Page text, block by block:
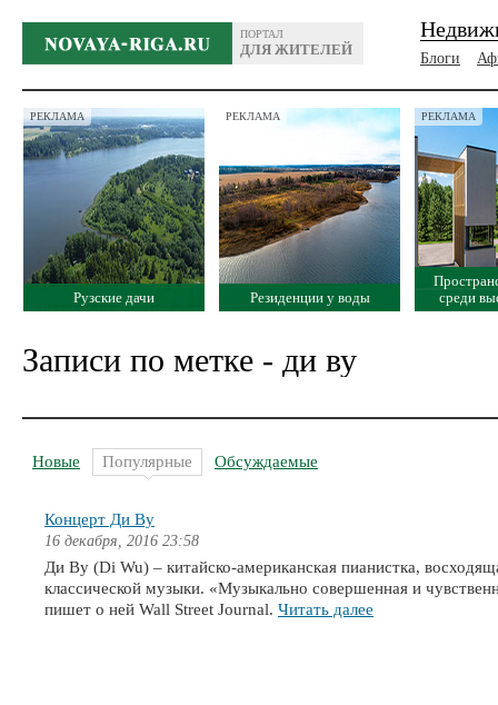
ПОРТАЛ
ДЛЯ ЖИТЕЛЕЙ
Блоги
РЕКЛАМА
Рузские дачи
РЕКЛАМА
Резиденции у воды
РЕКЛАМА
среди
Записи по метке - ди ву
Новые Популярные Обсуждаемые
Концерт Ди Ву
16 декабря, 2016 23:58
Ди Ву (Di Wu) – китайско-американская пианистка,
классической музыки. «Музыкально совершенная и
пишет о ней Wall Street Journal. Читать далее